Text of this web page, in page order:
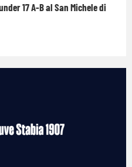
17 A-B al San Michele di